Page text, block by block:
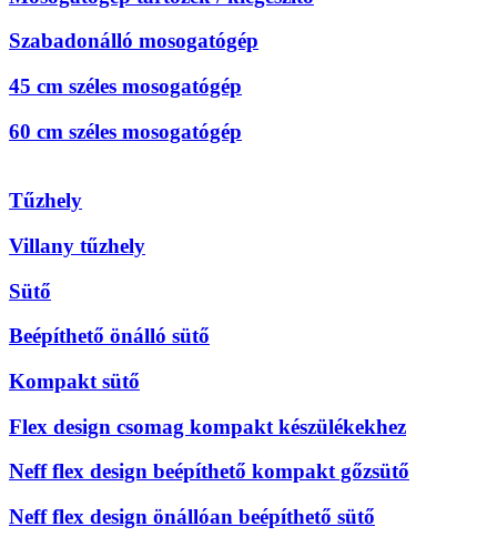
Szabadonálló mosogatógép
45 cm széles mosogatógép
60 cm széles mosogatógép
Tűzhely
Villany tűzhely
Sütő
Beépíthető önálló sütő
Kompakt sütő
Flex design csomag kompakt készülékekhez
Neff flex design beépíthető kompakt gőzsütő
Neff flex design önállóan beépíthető sütő